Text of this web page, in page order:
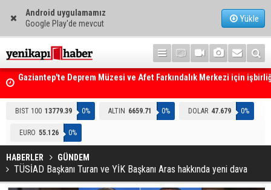
Android uygulamamız
Google Play'de mevcut
Yükle
Gaziantep'te Deprem Müzesi ve Afet Farkındalık Merkezi için
protokolü imzalandı
Resmi Gazete'de Bugün
BIST 100 13779.39 0% ALTIN 6659.71 0% DOLAR 47.679 0%
EURO 55.126 0%
HABERLER GÜNDEM
TÜSİAD Başkanı Turan ve YİK Başkanı Aras hakkında yeni dava